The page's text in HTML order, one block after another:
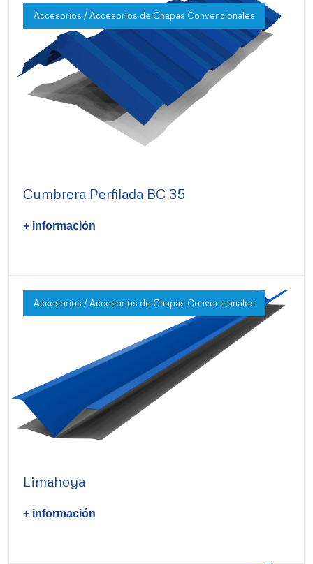
Accesorios / Accesorios de Chapas Convencionales
Cumbrera Perfilada BC 35
+ información
Accesorios / Accesorios de Chapas Convencionales
Limahoya
+ información